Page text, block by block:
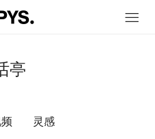
亭
灵感